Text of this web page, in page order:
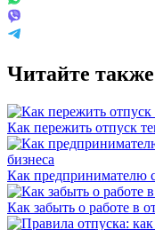
Читайте также
Как пережить отпуск
Как предпринимателю
Как забыть о работе в